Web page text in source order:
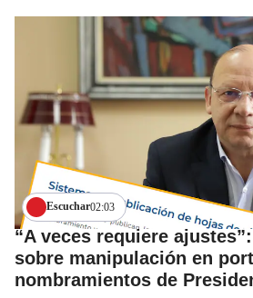
Escuchar02:03
“A veces requiere
sobre manipulación en
nombramientos de